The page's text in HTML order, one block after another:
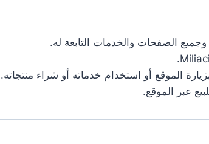
الموقع أو استخدام خدماته أو شراء منتجاته.
عبر الموقع.